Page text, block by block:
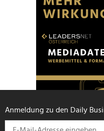
Anmeldung zu den Daily